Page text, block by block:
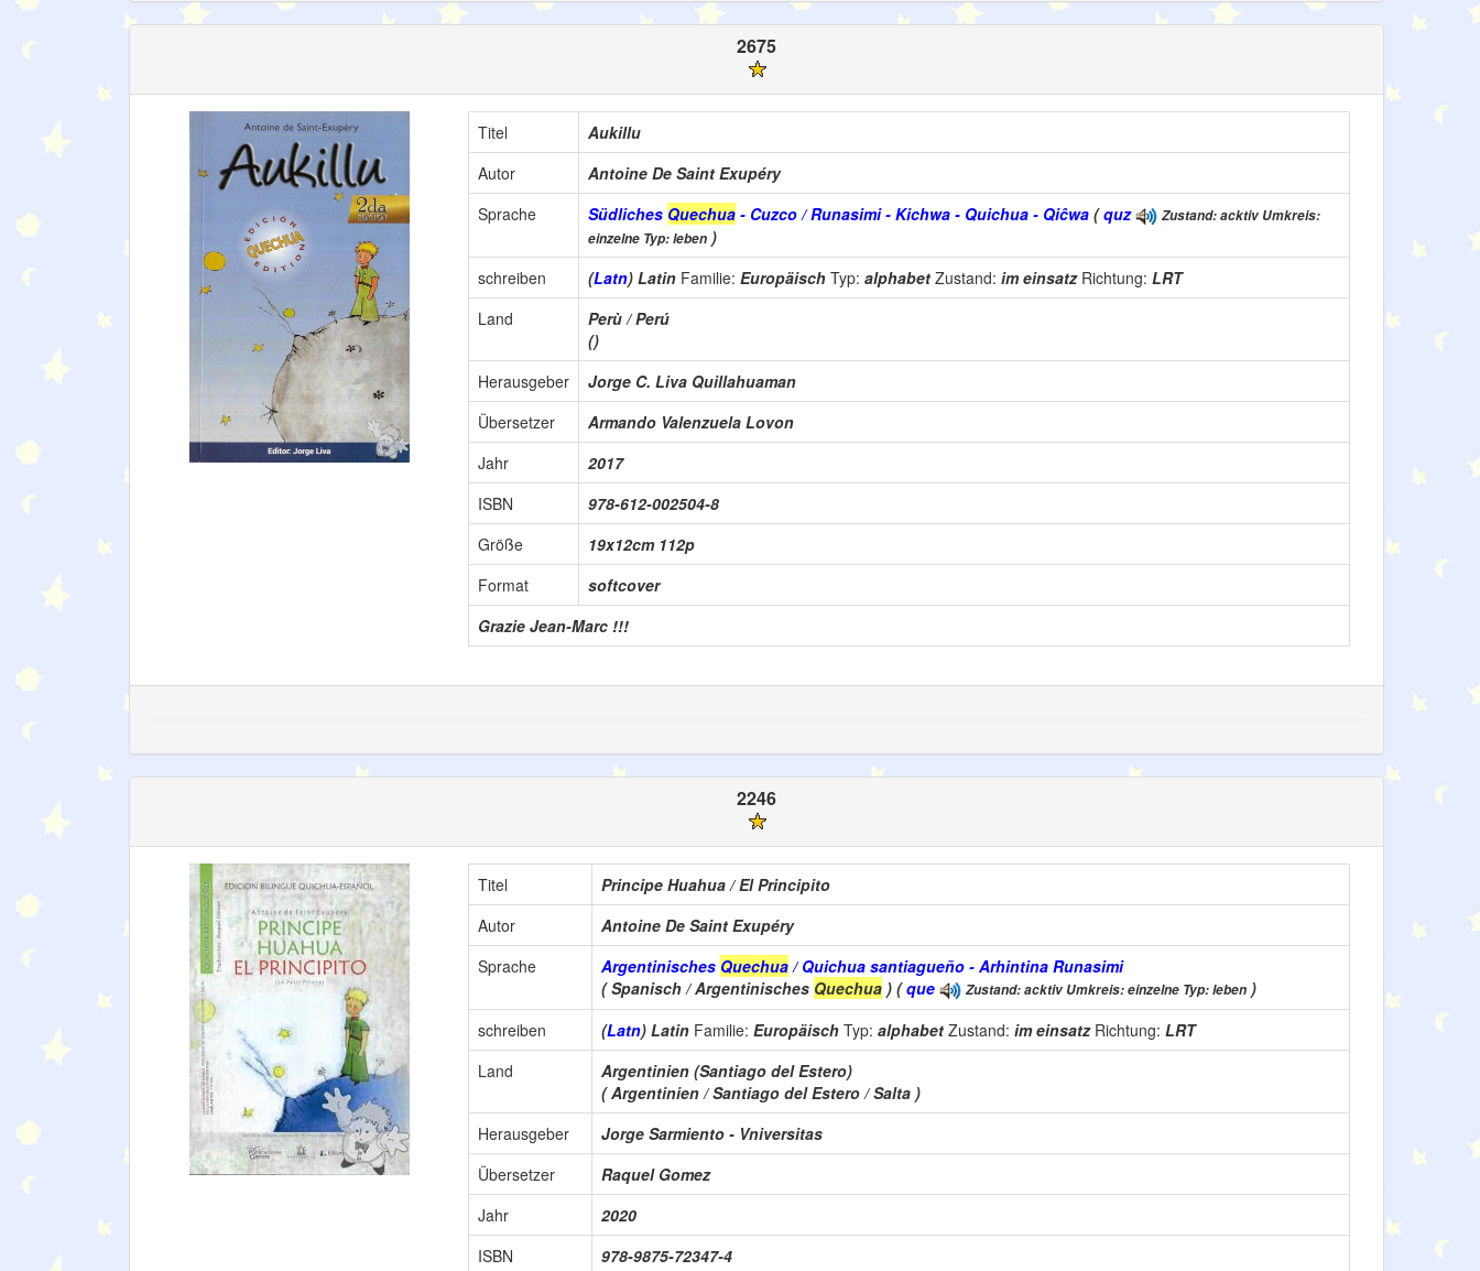
2675
Titel
Aukillu
Autor
Antoine De Saint Exupéry
Sprache
Südliches Quechua - Cuzco / Runasimi - Kichwa - Quichua - Qiĉwa (quz
Zustand: acktiv Umkreis:
einzelne Typ: leben )
schreiben
(Latn) Latin Familie: Europäisch Typ: alphabet Zustand: im einsatz Richtung: LRT
Land
Perù / Perú
()
Herausgeber
Jorge C. Liva Quillahuaman
Übersetzer
Armando Valenzuela Lovon
Jahr
2017
ISBN
978-612-002504-8
Größe
19x12cm 112p
Format
softcover
Grazie Jean-Marc !!!
2246
Titel
Principe Huahua / El Principito
Autor
Antoine De Saint Exupéry
Sprache
Argentinisches Quechua/ Quichua santiagueño - Arhintina Runasimi
( Spanisch / Argentinisches Quechua ) (que Zustand: acktiv Umkreis: einzelne Typ: leben )
schreiben
(Latn) Latin Familie: Europäisch Typ: alphabet Zustand: im einsatz Richtung: LRT
Land
Argentinien (Santiago del Estero)
( Argentinien / Santiago del Estero / Salta )
Herausgeber
Jorge Sarmiento - Vniversitas
Übersetzer
Raquel Gomez
Jahr
2020
ISBN
978-9875-72347-4